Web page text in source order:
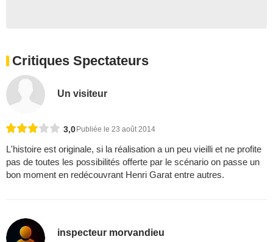
Critiques Spectateurs
Un visiteur
3,0 Publiée le 23 août 2014
L'histoire est originale, si la réalisation a un peu vieilli et ne profite
pas de toutes les possibilités offerte par le scénario on passe un
bon moment en redécouvrant Henri Garat entre autres.
inspecteur morvandieu